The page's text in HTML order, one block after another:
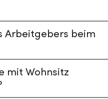
Arbeitgebers beim
mit Wohnsitz